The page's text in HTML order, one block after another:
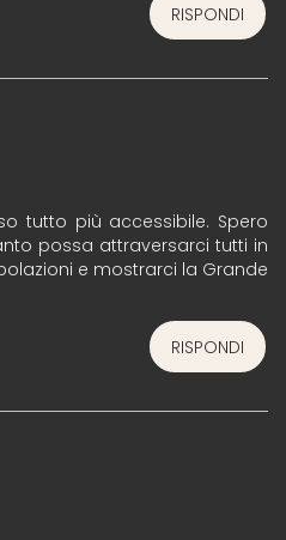
RISPONDI
tutto più accessibile. Spero
possa attraversarci tutti in
e mostrarci la Grande
RISPONDI